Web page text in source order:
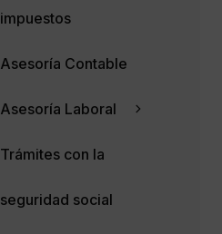
impuestos
Asesoría Contable
Asesoría Laboral
Trámites con la
seguridad social